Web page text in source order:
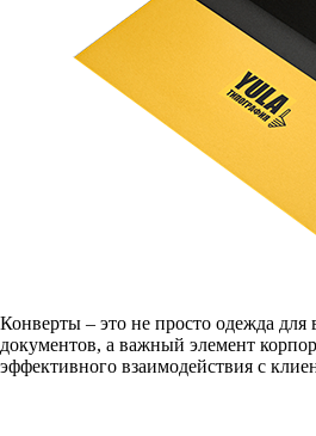
Конверты – это не просто одежда
документов, а важный элемент
эффективного взаимодействия с